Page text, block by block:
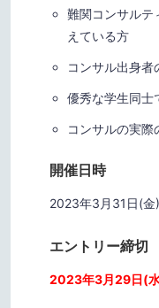
難関コンサルテ
えている方
コンサル出身
優秀な学生同士
コンサルの実
開催日時
2023年3月31日(
エントリー締切
2023年3月29日(